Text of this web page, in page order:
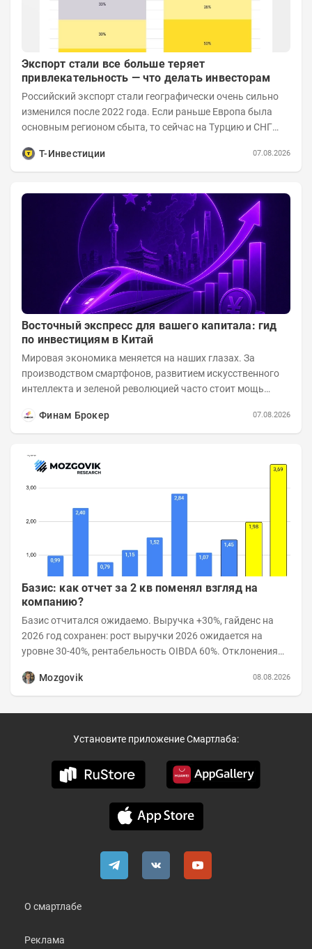
Экспорт стали все больше теряет
привлекательность — что делать инвесторам
Российский экспорт стали географически очень сильно
изменился после 2022 года. Если раньше Европа была
основным регионом сбыта, то сейчас на Турцию и СНГ
Т-Инвестиции
07.08.2026
Восточный экспресс для вашего капитала: гид
по инвестициям в Китай
Мировая экономика меняется на наших глазах. За
производством смартфонов, развитием искусственного
интеллекта и зеленой революцией часто стоит мощь
Финам Брокер
07.08.2026
Базис: как отчет за 2 кв поменял взгляд на
компанию?
Базис отчитался ожидаемо. Выручка +30%, гайденс на
2026 год сохранен: рост выручки 2026 ожидается на
уровне 30-40%, рентабельность OIBDA 60%. Отклонения
Mozgovik
08.08.2026
Установите приложение Смартлаба:
О смартлабе
Реклама